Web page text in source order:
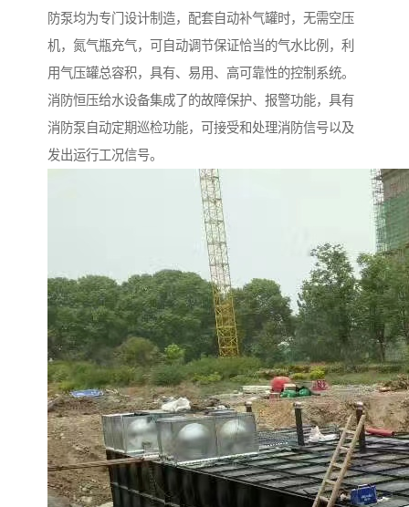
防泵均为专门设计制造，配套自动补气罐时，无需空压
机，氮气瓶充气，可自动调节保证恰当的气水比例，利
用气压罐总容积，具有、易用、高可靠性的控制系统。
消防恒压给水设备集成了的故障保护、报警功能，具有
消防泵自动定期巡检功能，可接受和处理消防信号以及
发出运行工况信号。